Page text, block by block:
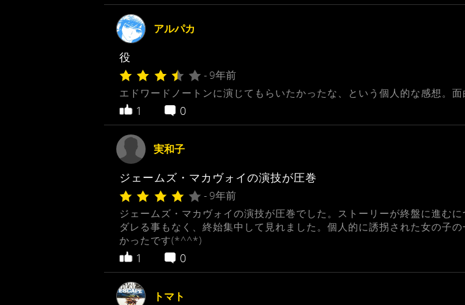
アルパカ
役
- 9年前
エドワードノートンに演じてもらいたかったな、という個人的な感想。
1 0
実和子
ジェームズ・マカヴォイの演技が圧巻
- 9年前
ジェームズ・マカヴォイの演技が圧巻でした。ストーリーが終盤に進む
ダレる事もなく、終始集中して見れました。個人的に誘拐された女の子
かったです(*^^*)
1 0
トマト